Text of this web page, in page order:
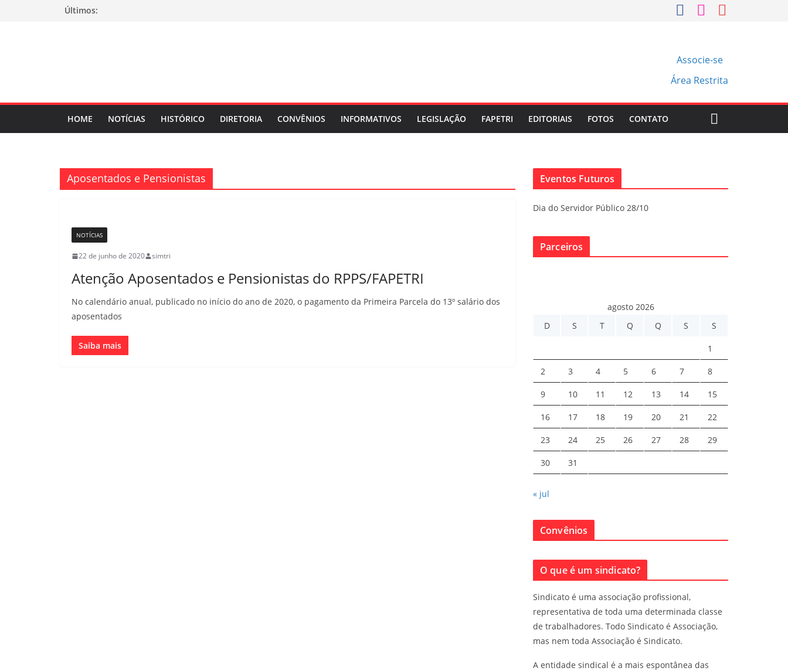
Últimos:
Associe-se
Área Restrita
HOME NOTÍCIAS HISTÓRICO DIRETORIA CONVÊNIOS INFORMATIVOS LEGISLAÇÃO FAPETRI EDITORIAIS FOTOS CONTATO
Aposentados e Pensionistas
NOTÍCIAS
22 de junho de 2020 simtri
Atenção Aposentados e Pensionistas do RPPS/FAPETRI
No calendário anual, publicado no início do ano de 2020, o pagamento da Primeira Parcela do 13º salário dos
aposentados
Saiba mais
Eventos Futuros
Dia do Servidor Público 28/10
Parceiros
agosto 2026
D
S T Q Q S S
1
2 3 4 5 6 7 8
9 10 11 12 13 14 15
16 17 18 19 20 21 22
23 24 25 26 27 28 29
30 31
« jul
Convênios
O que é um sindicato?
Sindicato é uma associação profissional,
representativa de toda uma determinada classe
de trabalhadores. Todo Sindicato é Associação,
mas nem toda Associação é Sindicato.
A entidade sindical é a mais espontânea das